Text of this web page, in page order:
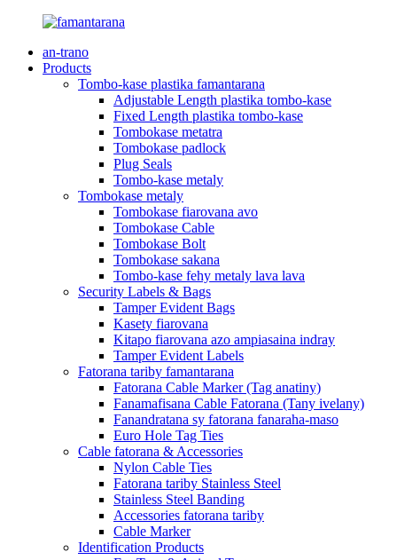
an-trano
Products
Tombo-kase plastika famantarana
Adjustable Length plastika tombo-kase
Fixed Length plastika tombo-kase
Tombokase metatra
Tombokase padlock
Plug Seals
Tombo-kase metaly
Tombokase metaly
Tombokase fiarovana avo
Tombokase Cable
Tombokase Bolt
Tombokase sakana
Tombo-kase fehy metaly lava lava
Security Labels & Bags
Tamper Evident Bags
Kasety fiarovana
Kitapo fiarovana azo ampiasaina indray
Tamper Evident Labels
Fatorana tariby famantarana
Fatorana Cable Marker (Tag anatiny)
Fanamafisana Cable Fatorana (Tany ivelany)
Fanandratana sy fatorana fanaraha-maso
Euro Hole Tag Ties
Cable fatorana & Accessories
Nylon Cable Ties
Fatorana tariby Stainless Steel
Stainless Steel Banding
Accessories fatorana tariby
Cable Marker
Identification Products